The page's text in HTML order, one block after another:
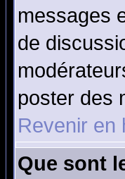
messages
de
poster des
Revenir en
Que sont